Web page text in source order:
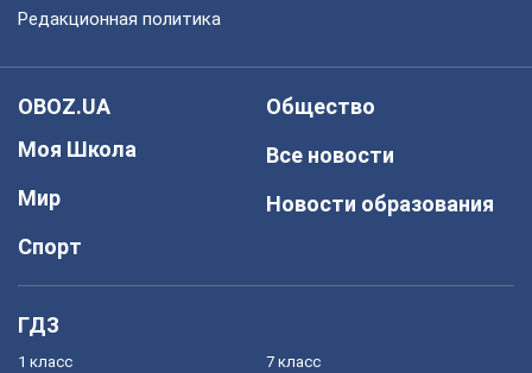
Редакционная политика
OBOZ.UA
Моя Школа
Мир
Спорт
Общество
Все новости
Новости образования
ГДЗ
1 класс 7 класс